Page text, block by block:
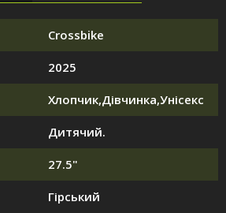
Crossbike
2025
Хлопчик,Дівчинка,Унісекс
Дитячий.
27.5"
Гірський